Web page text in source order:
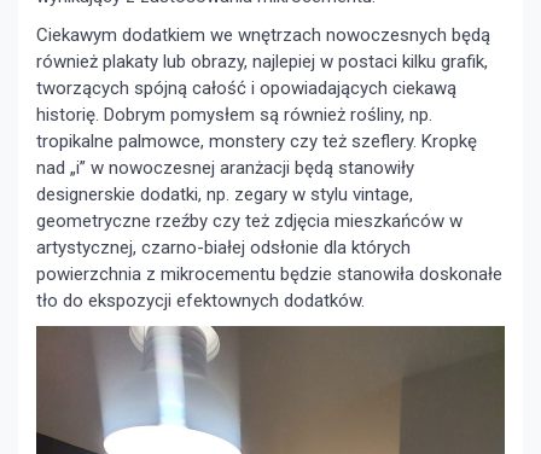
Ciekawym dodatkiem we wnętrzach nowoczesnych będą
również plakaty lub obrazy, najlepiej w postaci kilku grafik,
tworzących spójną całość i opowiadających ciekawą
historię. Dobrym pomysłem są również rośliny, np.
tropikalne palmowce, monstery czy też szeflery. Kropkę
nad „i” w nowoczesnej aranżacji będą stanowiły
designerskie dodatki, np. zegary w stylu vintage,
geometryczne rzeźby czy też zdjęcia mieszkańców w
artystycznej, czarno-białej odsłonie dla których
powierzchnia z mikrocementu będzie stanowiła doskonałe
tło do ekspozycji efektownych dodatków.